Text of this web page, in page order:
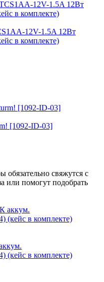
12V-1.5A 12Вт
в комплекте)
[1092-ID-03]
обязательно свяжутся с
или помогут подобрать
(кейс в комплекте)